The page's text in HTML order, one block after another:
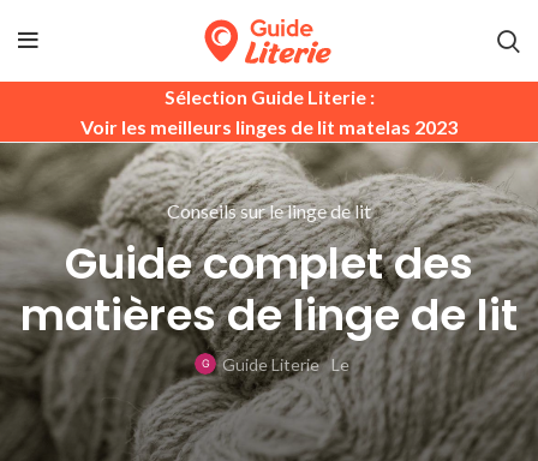
Sélection Guide Literie :
Voir les meilleurs linges de lit matelas 2023
Conseils sur le linge de lit
Guide complet des
matières de linge de lit
Guide Literie Le